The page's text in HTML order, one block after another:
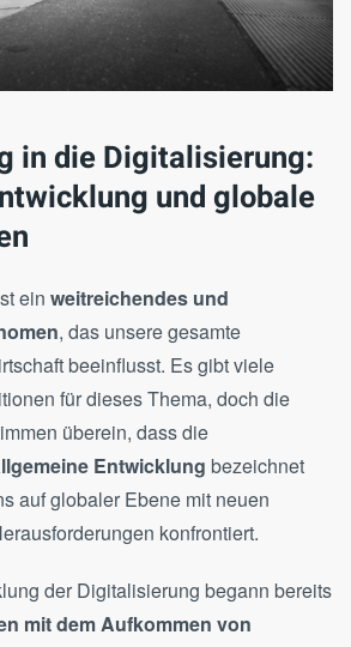
in die Digitalisierung:
und globale
ein weitreichendes und
, das unsere gesamte
beeinflusst. Es gibt viele
für dieses Thema, doch die
überein, dass die
Entwicklung bezeichnet
auf globaler Ebene mit neuen
konfrontiert.
der Digitalisierung begann bereits
mit dem Aufkommen von